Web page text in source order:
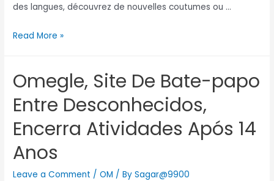
des langues, découvrez de nouvelles coutumes ou …
Read More »
Omegle, Site De Bate-papo
Entre Desconhecidos,
Encerra Atividades Após 14
Anos
Leave a Comment /OM / BySagar@9900